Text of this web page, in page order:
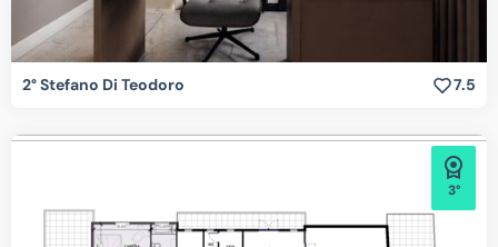
2° Stefano Di Teodoro 7.5
3°